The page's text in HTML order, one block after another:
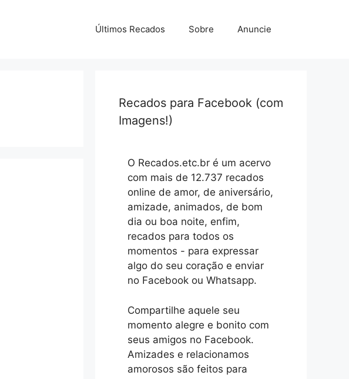
Últimos Recados Sobre Anuncie
Recados para Facebook (com
Imagens!)
O Recados.etc.br é um acervo
com mais de 12.737 recados
online de amor, de aniversário,
amizade, animados, de bom
dia ou boa noite, enfim,
recados para todos os
momentos - para expressar
algo do seu coração e enviar
no Facebook ou Whatsapp.
Compartilhe aquele seu
momento alegre e bonito com
seus amigos no Facebook.
Amizades e relacionamos
amorosos são feitos para